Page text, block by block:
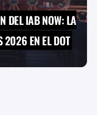
DEL IAB NOW: LA
2026 EN EL DOT